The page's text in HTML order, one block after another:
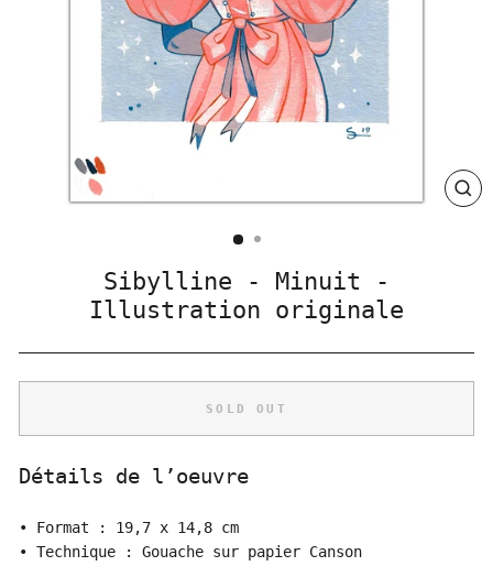
Sibylline - Minuit -
Illustration originale
SOLD OUT
Détails de l’oeuvre
• Format : 19,7 x 14,8 cm
• Technique : Gouache sur papier Canson